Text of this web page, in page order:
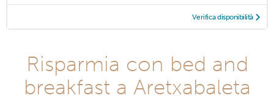
Verifica disponibilità
Risparmia con bed and
breakfast a Aretxabaleta